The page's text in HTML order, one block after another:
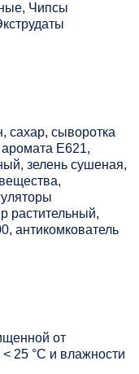
Чипсы
сахар, сыворотка
аромата Е621,
зелень сушеная,
растительный,
антикомкователь
от
25 °C и влажности